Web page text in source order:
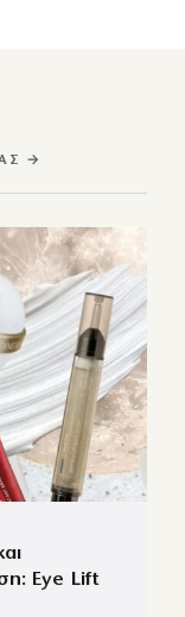
→
Eye Lift